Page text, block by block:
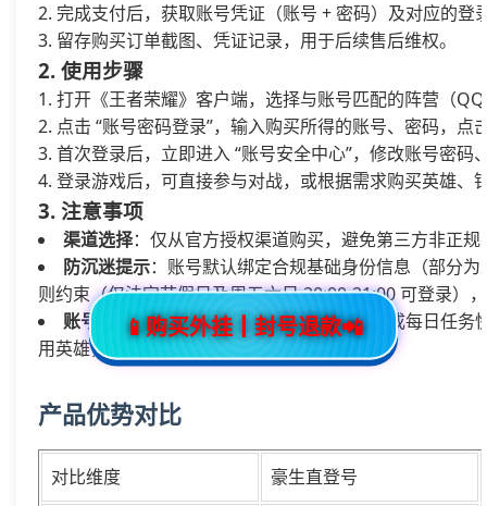
完成支付后，获取账号凭证（账号 + 密码）及对应的登
留存购买订单截图、凭证记录，用于后续售后维权。
2. 使用步骤
打开《王者荣耀》客户端，选择与账号匹配的阵营（
点击 “账号密码登录”，输入购买所得的账号、密码，点
首次登录后，立即进入 “账号安全中心”，修改账号密
登录游戏后，可直接参与对战，或根据需求购买英雄、
3. 注意事项
渠道选择：仅从官方授权渠道购买，避免第三方非正规
防沉迷提示：账号默认绑定合规基础身份信息（部分
则约束（仅法定节假日及周五六日 20:00-21:00 可登录）
账号养成：0-5 级账号可通过参与对战、完成每日任
用英雄，提升对战体验。
产品优势对比
对比维度 豪生直登号
📱购买外挂┃封号退款📲